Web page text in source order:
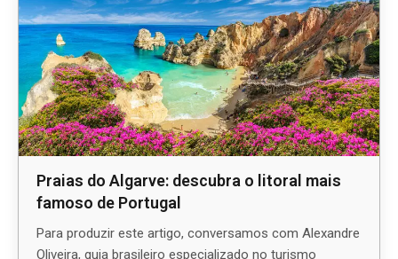
Praias do Algarve: descubra o litoral mais
famoso de Portugal
Para produzir este artigo, conversamos com Alexandre
Oliveira, guia brasileiro especializado no turismo